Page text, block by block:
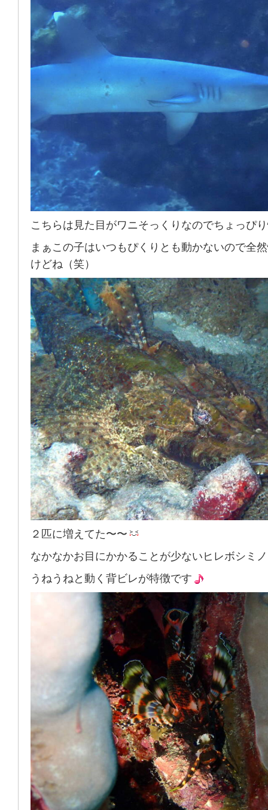
こちらは見た目がワニそっくりなのでちょっぴ
まぁこの子はいつもぴくりとも動かないので全
けどね（笑）
２匹に増えてた〜〜
なかなかお目にかかることが少ないヒレボシミ
うねうねと動く背ビレが特徴です